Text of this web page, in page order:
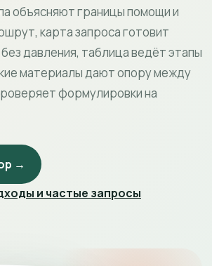
объясняют границы помощи и
карта запроса готовит
давления, таблица ведёт этапы
материалы дают опору между
формулировки на
→
и частые запросы